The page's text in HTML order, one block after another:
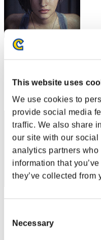
This website uses
We use cookies to
provide social media
traffic. We also share
our site with our social
analytics partners
information that
they’ve collected from
Selection
Necessary
gabbekj
RANK
22
RANK